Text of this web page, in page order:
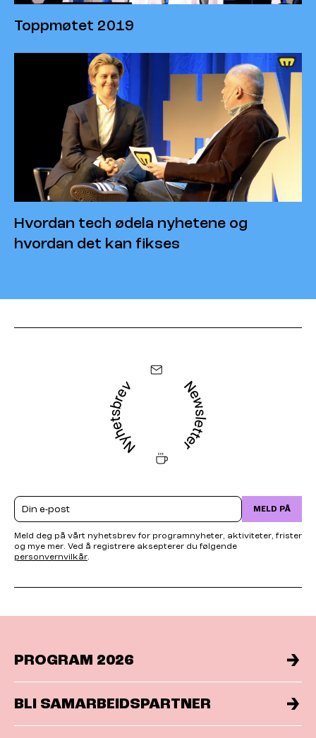
Toppmøtet 2019
Hvordan tech ødela nyhetene og
hvordan det kan fikses
Email MELD PÅ
Meld deg på vårt nyhetsbrev for programnyheter, aktiviteter, frister
og mye mer. Ved å registrere aksepterer du følgende
personvernvilkår.
PROGRAM 2026
BLI SAMARBEIDSPARTNER